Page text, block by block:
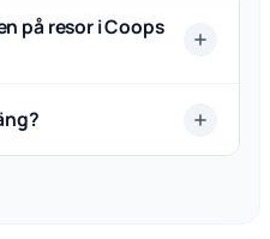
på resor i Coops